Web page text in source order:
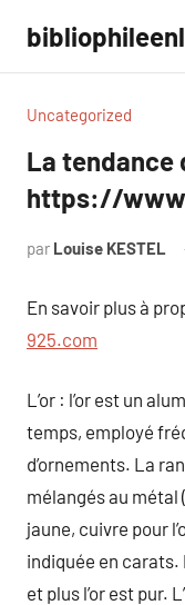
contenu
Uncategorized
La tendance
https://
par Louise KESTEL
En savoir plus à
925.com
L’or : l’or est un
temps, employé
d’ornements. La
mélangés au métal
jaune, cuivre pour
indiquée en carats.
et plus l’or est pur.